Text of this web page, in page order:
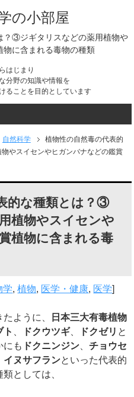
の小部屋
？③ジギタリスなどの薬用植物や
物に含まれる毒物の種類
はじまり
分野の知識や情報を
ることを目的としています
自然科学
植物性の自然毒の代表的
やスイセンやヒガンバナなどの鑑賞
的な種類とは？③
植物やスイセンや
植物に含まれる毒
学,植物, 医学・健康, 医学]
ように、
日本三大有毒植物
ト ドクウツギ、 ドクゼリ と
にも ドクニンジン 、チョウセ
イヌサフランといった代表的
としては、